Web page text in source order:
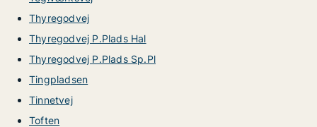
Thyregodvej
Thyregodvej P.Plads Hal
Thyregodvej P.Plads Sp.Pl
Tingpladsen
Tinnetvej
Toften